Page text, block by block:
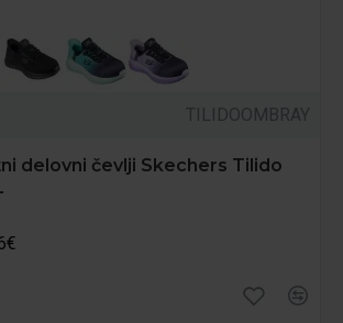
TILIDOOMBRAY
delovni čevlji Skechers Tilido